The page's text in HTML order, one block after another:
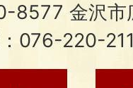
8577 金沢市
076-220-